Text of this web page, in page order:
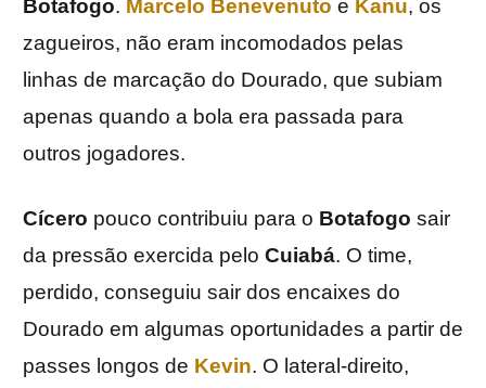
Botafogo. Marcelo Benevenuto e Kanu, os
zagueiros, não eram incomodados pelas
linhas de marcação do Dourado, que subiam
apenas quando a bola era passada para
outros jogadores.
Cícero pouco contribuiu para o Botafogo sair
da pressão exercida pelo Cuiabá. O time,
perdido, conseguiu sair dos encaixes do
Dourado em algumas oportunidades a partir de
passes longos de Kevin. O lateral-direito,